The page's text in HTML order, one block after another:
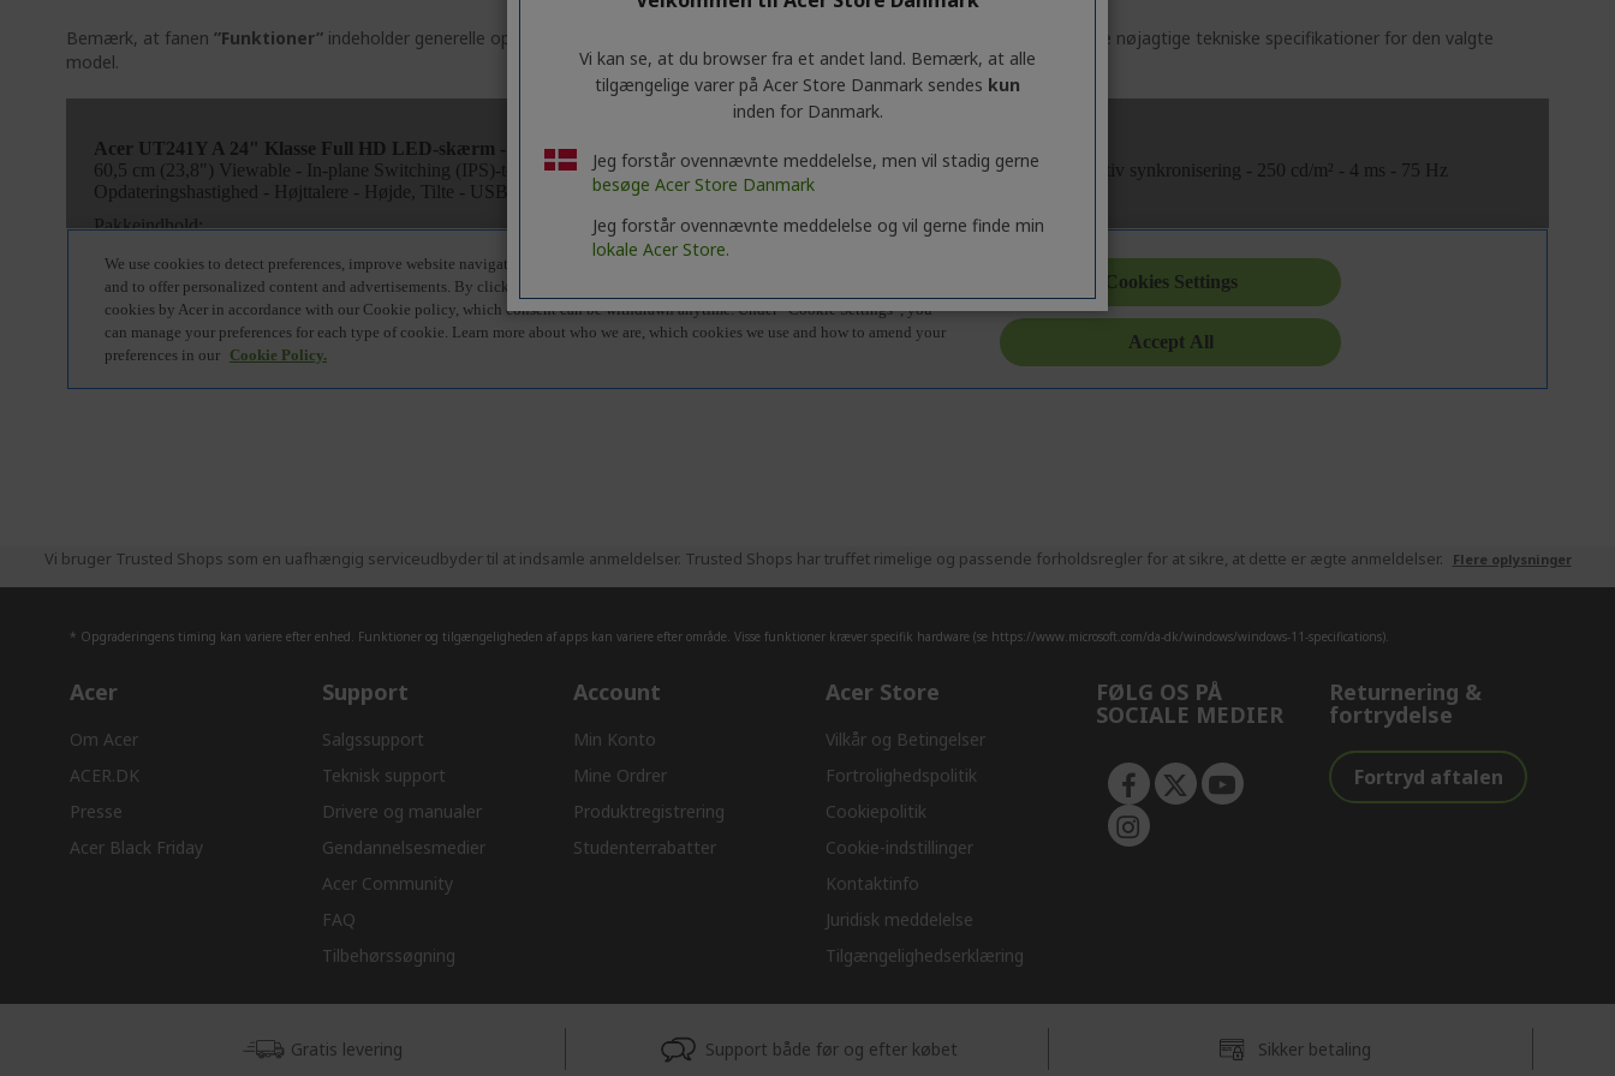
Bemærk, at fanen ”Funktioner” indeholder generelle oplysninger om produktserien.
for at få vist de nøjagtige tekniske specifikationer for den valgte
model.
Vi bruger Trusted Shops som en uafhængig serviceudbyder til at indsamle anmeldelser. Trusted Shops har truffet rimelige og passende forholdsregler for at sikre, at dette er ægte anmeldelser. Flere oplysninger
* Opgraderingens timing kan variere efter enhed. Funktioner og tilgængeligheden af apps kan variere efter område. Visse funktioner kræver specifik hardware (se https://www.microsoft.com/da-dk/windows/windows-11-specifications).
Acer
Om Acer
ACER.DK
Presse
Acer Black Friday
Support
Salgssupport
Teknisk support
Drivere og manualer
Gendannelsesmedier
Acer Community
FAQ
Tilbehørssøgning
Account
Min Konto
Mine Ordrer
Produktregistrering
Studenterrabatter
Acer Store
Vilkår og Betingelser
Fortrolighedspolitik
Cookiepolitik
Cookie-indstillinger
Kontaktinfo
Juridisk meddelelse
Tilgængelighedserklæring
FØLG OS PÅ
SOCIALE MEDIER
Returnering &
fortrydelse
Fortryd aftalen
Gratis levering Support både før og efter købet Sikker betaling
Vi kan se, at du browser fra et andet land. Bemærk, at alle
tilgængelige varer på Acer Store Danmark sendes kun
inden for Danmark.
Jeg forstår ovennævnte meddelelse, men vil stadig gerne
besøge Acer Store Danmark
Jeg forstår ovennævnte meddelelse og vil gerne finde min
lokale Acer Store.